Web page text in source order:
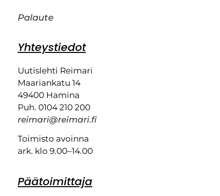
Palaute
Yhteystiedot
Uutislehti Reimari
Maariankatu 14
49400 Hamina
Puh. 0104 210 200
reimari@reimari.fi
Toimisto avoinna
ark. klo 9.00–14.00
Päätoimittaja